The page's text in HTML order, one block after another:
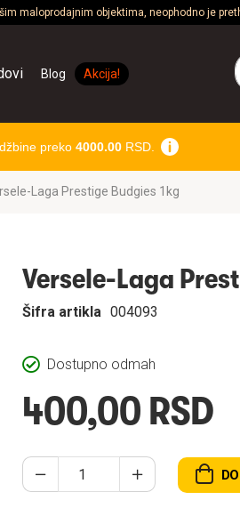
maloprodajnim objektima, neophodno je
Blog Akcija!
preko 4000.00RSD.
Laga Prestige Budgies 1kg
Versele-Laga
Dostupno odmah
Šifra artikla 004093
400,00 RSD